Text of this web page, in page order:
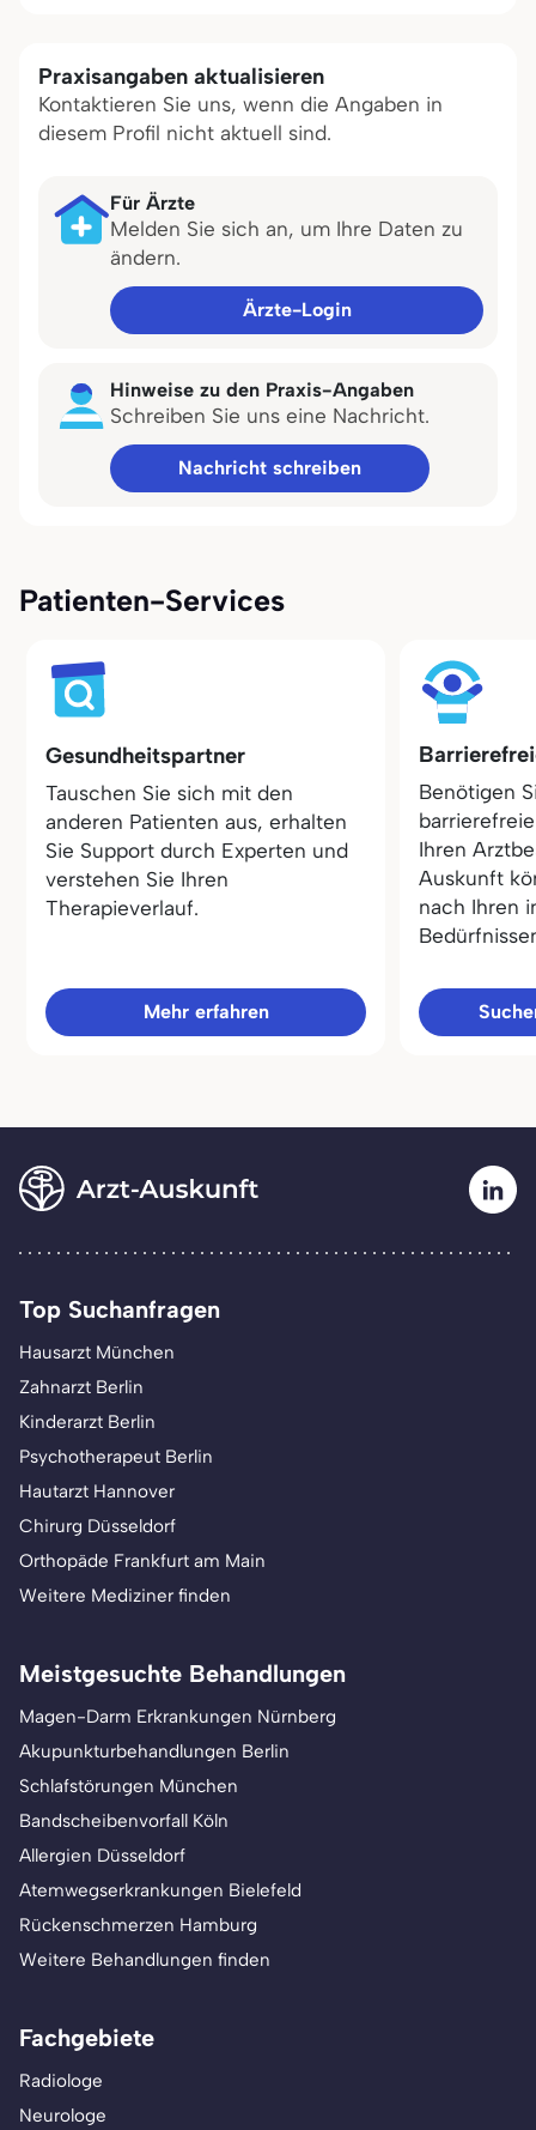
Praxisangaben aktualisieren
Kontaktieren Sie uns, wenn die Angaben in
diesem Profil nicht aktuell sind.
Für Ärzte
Melden Sie sich an, um Ihre Daten zu
ändern.
Ärzte-Login
Hinweise zu den Praxis-Angaben
Schreiben Sie uns eine Nachricht.
Nachricht schreiben
Patienten-Services
Gesundheitspartner
Tauschen Sie sich mit den
anderen Patienten aus, erhalten
Sie Support durch Experten und
verstehen Sie Ihren
Therapieverlauf.
Mehr erfahren
Benötigen
Ihren
Auskunft
nach Ihren
Top Suchanfragen
Hausarzt München
Zahnarzt Berlin
Kinderarzt Berlin
Psychotherapeut Berlin
Hautarzt Hannover
Chirurg Düsseldorf
Orthopäde Frankfurt am Main
Weitere Mediziner finden
Meistgesuchte Behandlungen
Magen-Darm Erkrankungen Nürnberg
Akupunkturbehandlungen Berlin
Schlafstörungen München
Bandscheibenvorfall Köln
Allergien Düsseldorf
Atemwegserkrankungen Bielefeld
Rückenschmerzen Hamburg
Weitere Behandlungen finden
Fachgebiete
Radiologe
Neurologe